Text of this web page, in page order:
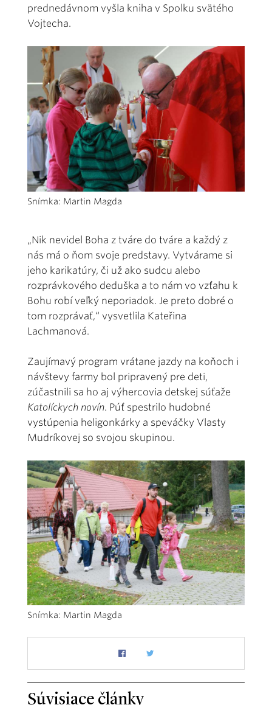
prednedávnom vyšla kniha v Spolku svätého
Vojtecha.
Snímka: Martin Magda
„Nik nevidel Boha z tváre do tváre a každý z
nás má o ňom svoje predstavy. Vytvárame si
jeho karikatúry, či už ako sudcu alebo
rozprávkového deduška a to nám vo vzťahu k
Bohu robí veľký neporiadok. Je preto dobré o
tom rozprávať,“ vysvetlila Kateřina
Lachmanová.
Zaujímavý program vrátane jazdy na koňoch i
návštevy farmy bol pripravený pre deti,
zúčastnili sa ho aj výhercovia detskej súťaže
Katolíckych novín. Púť spestrilo hudobné
vystúpenia heligonkárky a speváčky Vlasty
Mudríkovej so svojou skupinou.
Snímka: Martin Magda
Súvisiace články